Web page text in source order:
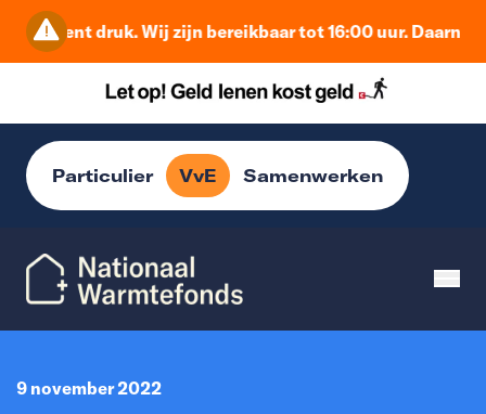
druk. Wij zijn bereikbaar tot 16:00 uur. Daarna
Particulier VvE Samenwerken
9 november 2022